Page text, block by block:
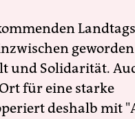
und Solidarität.
für eine starke
deshalb mit